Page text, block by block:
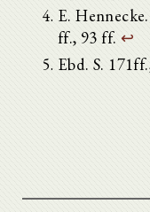
E.
ff., 93 ff. ↩
Ebd. S.